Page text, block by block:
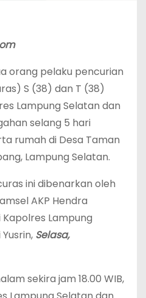
orang pelaku pencurian
S (38) dan T (38)
Lampung Selatan dan
selang 5 hari
rumah di Desa Taman
Lampung Selatan.
ini dibenarkan oleh
AKP Hendra
Lampung
Selasa,
sekira jam 18.00 WIB,